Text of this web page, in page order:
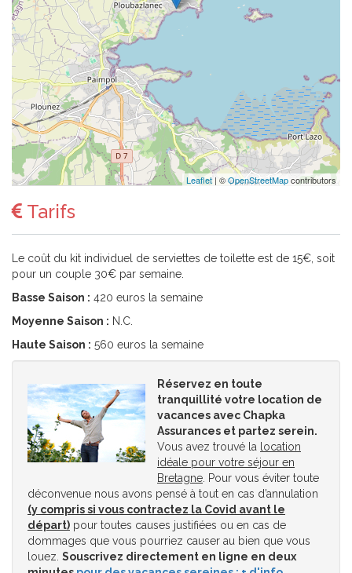
Leaflet | ©OpenStreetMapcontributors
Tarifs
Le coût du kit individuel de serviettes de toilette est de 15€, soit
pour un couple 30€ par semaine.
Basse Saison : 420 euros la semaine
Moyenne Saison : N.C.
Haute Saison : 560 euros la semaine
Réservez en toute
tranquillité votre location de
vacances avec Chapka
Assurances et partez serein.
Vous avez trouvé la
location
idéale pour votre séjour en
Bretagne . Pour vous éviter toute
déconvenue nous avons pensé à tout en cas d’annulation
(y compris si vous contractez la Covid avant le
départ) pour toutes causes justifiées ou en cas de
dommages que vous pourriez causer au bien que vous
louez. Souscrivez directement en ligne en deux